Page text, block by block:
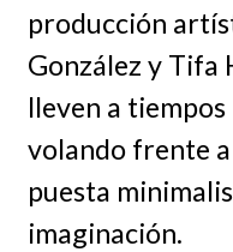
producción
González y Tifa
lleven a
volando frente
puesta
imaginación.